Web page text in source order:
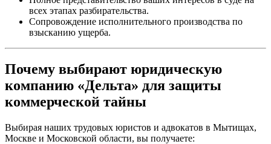
всех этапах разбирательства.
Сопровождение исполнительного производства по
взысканию ущерба.
Почему выбирают юридическую
компанию «Дельта» для защиты
коммерческой тайны
Выбирая наших трудовых юристов и адвокатов в Мытищах,
Москве и Московской области, вы получаете: